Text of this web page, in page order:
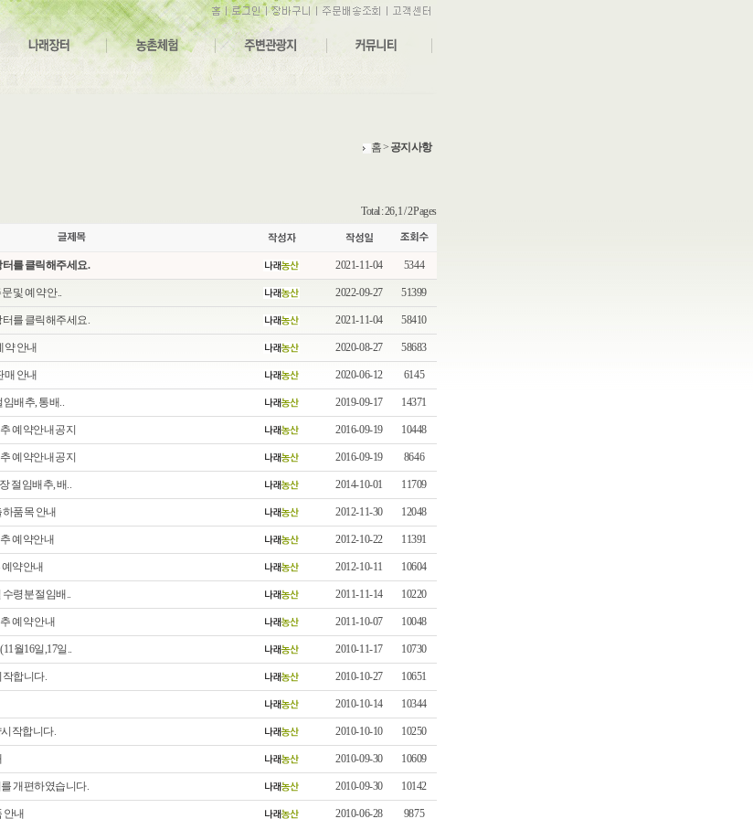
홈> 공지사항
Total : 26, 1 / 2 Pages
를 클릭해주세요. 2021-11-04 5344
및 예약 안.. 2022-09-27 51399
를 클릭해주세요. 2021-11-04 58410
약 안내 2020-08-27 58683
매 안내 2020-06-12 6145
임배추, 통배.. 2019-09-17 14371
예약안내 공지 2016-09-19 10448
예약안내 공지 2016-09-19 8646
절임배추, 배.. 2014-10-01 11709
하품목 안내 2012-11-30 12048
예약안내 2012-10-22 11391
약안내 2012-10-11 10604
수령분 절임배.. 2011-11-14 10220
예약 안내 2011-10-07 10048
월16일,17일.. 2010-11-17 10730
작합니다. 2010-10-27 10651
2010-10-14 10344
작합니다. 2010-10-10 10250
2010-09-30 10609
개편하였습니다. 2010-09-30 10142
안내 2010-06-28 9875